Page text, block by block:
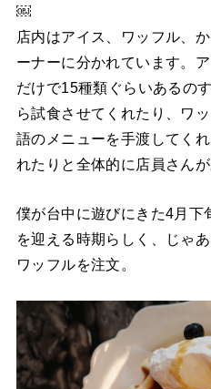
￼
店内はアイス、ワッフル、
ーナーに分かれています。
だけで15種類ぐらいあるの
ら試食させてくれたり、ワ
語のメニューを手渡してく
れたりと全体的に店員さんが
僕が台中に遊びにきた4月下
を迎える時期らしく、じゃ
ワッフルを注文。